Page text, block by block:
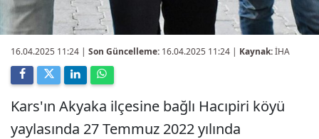
16.04.2025 11:24 | Son Güncelleme: 16.04.2025 11:24 | Kaynak:İHA
Kars'ın Akyaka ilçesine bağlı Hacıpiri köyü
yaylasında 27 Temmuz 2022 yılında